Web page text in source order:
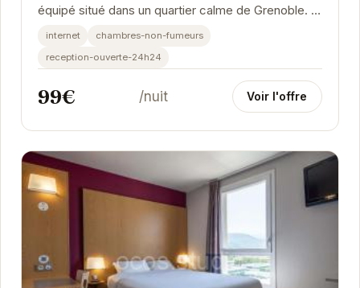
équipé situé dans un quartier calme de Grenoble. Il
offre un espace de vie confortable et...
internet
chambres-non-fumeurs
reception-ouverte-24h24
99€ /nuit Voir l'offre